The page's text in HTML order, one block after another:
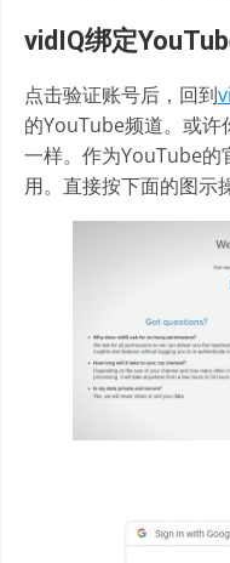
vidIQ绑定
点击验证账号后，回到
的YouTube频道。或许
一样。作为YouTube的
用。直接按下面的图示